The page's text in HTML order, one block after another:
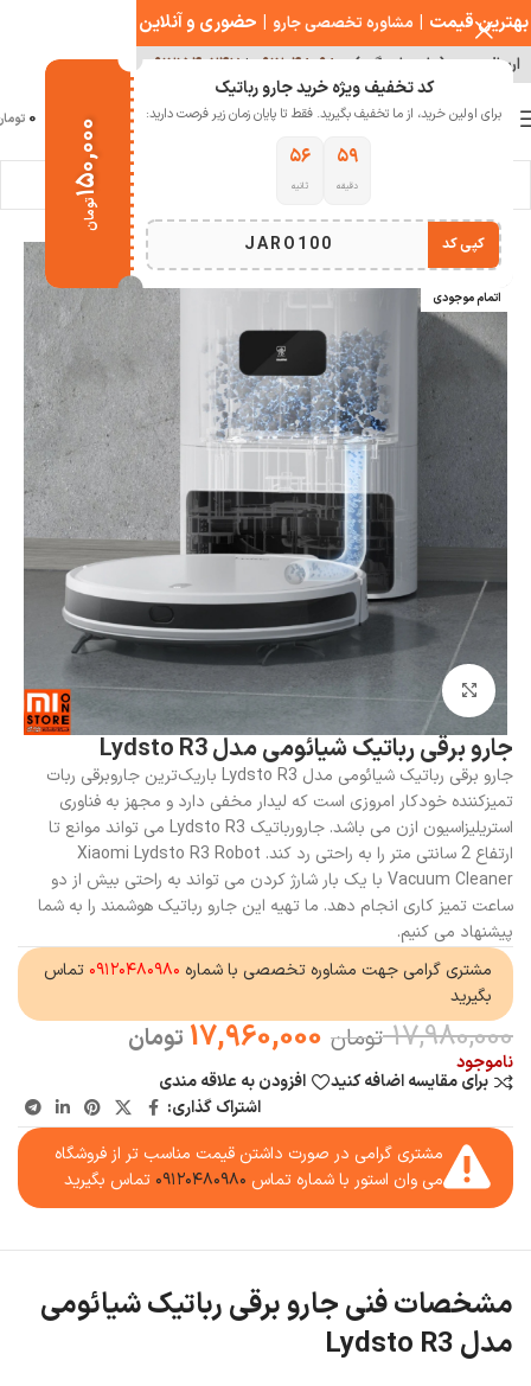
کد تخفیف ویژه خرید جارو رباتیک
برای اولین خرید، از ما تخفیف بگیرید. فقط تا پایان زمان زیر فرصت دارید:
۵۹
دقیقه
۵۵
ثانیه
JARO100 کپی کد
۱۵۰,۰۰۰
تومان
منو 0
خانه
حراج
اتمام موجودی
بزرگنمایی تصویر
جارو برقی رباتیک شیائومی مدل Lydsto R3
جارو برقی رباتیک شیائومی مدل Lydsto R3 باریک‌ترین جاروبرقی ربات
تمیزکننده خودکار امروزی است که لیدار مخفی دارد و مجهز به فناوری
استریلیزاسیون ازن می باشد. جارورباتیک Lydsto R3 می تواند موانع تا
ارتفاع 2 سانتی متر را به راحتی رد کند. Xiaomi Lydsto R3 Robot
Vacuum Cleaner با یک بار شارژ کردن می تواند به راحتی بیش از دو
ساعت تمیز کاری انجام دهد. ما تهیه این جارو رباتیک هوشمند را به شما
پیشنهاد می کنیم.
مشتری گرامی جهت مشاوره تخصصی با شماره ۰۹۱۲۰۴۸۰۹۸۰ تماس
بگیرید
17,980,000 تومان 17,960,000 تومان
ناموجود
برای مقایسه اضافه کنید
افزودن به علاقه مندی
اشتراک گذاری:
مشتری گرامی در صورت داشتن قیمت مناسب تر از فروشگاه
می وان استور با شماره تماس ۰۹۱۲۰۴۸۰۹۸۰ تماس بگیرید
مشخصات فنی جارو برقی رباتیک شیائومی
مدل Lydsto R3
بهترین قیمت | مشاوره تخصصی جارو | حضوری و آنلاین
ارسال سریع ( با هماهنگی ) ۰۹۱۲۰۴۸۰۹۸۰ | ۰۹۱۲۱۵۴۰۲۴۷